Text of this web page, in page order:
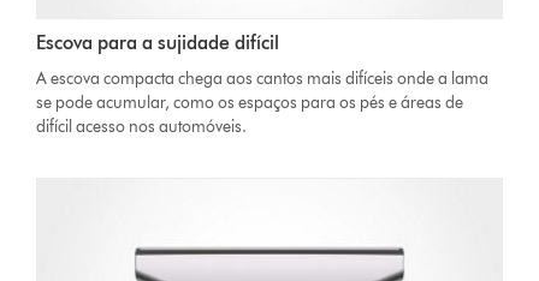
Escova para a sujidade difícil
A escova compacta chega aos cantos mais difíceis onde a lama
se pode acumular, como os espaços para os pés e áreas de
difícil acesso nos automóveis.